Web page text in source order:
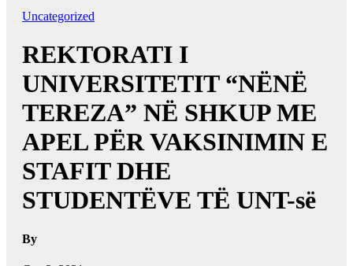
Uncategorized
REKTORATI I
UNIVERSITETIT “NËNË
TEREZA” NË SHKUP ME
APEL PËR VAKSINIMIN E
STAFIT DHE
STUDENTËVE TË UNT-së
By